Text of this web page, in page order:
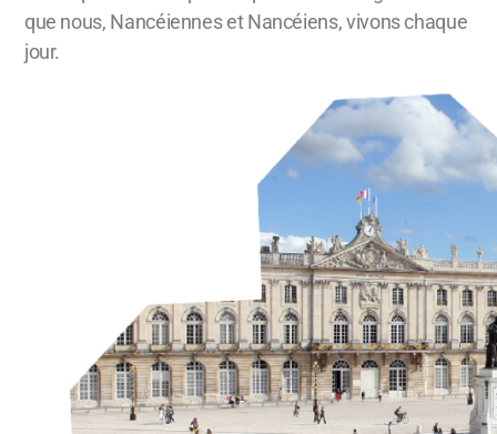
que nous, Nancéiennes et Nancéiens, vivons chaque
jour.